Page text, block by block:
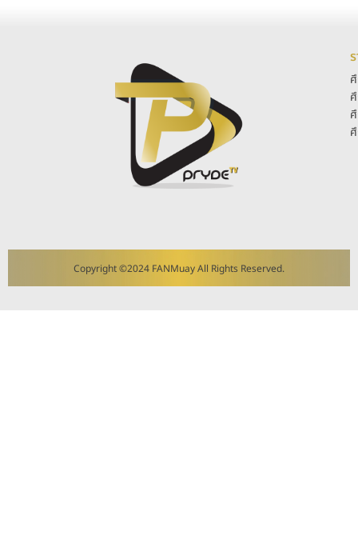
Copyright ©2024 FANMuay All Rights Reserved.